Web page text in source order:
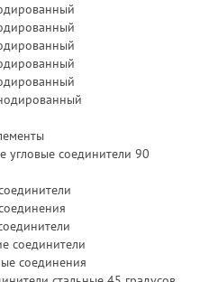
угловые соединители 90
соединители
соединения